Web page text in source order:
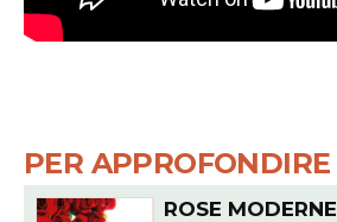
PER APPROFONDIRE
ROSE MODERNE